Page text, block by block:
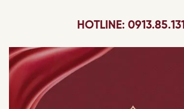
HOTLINE: